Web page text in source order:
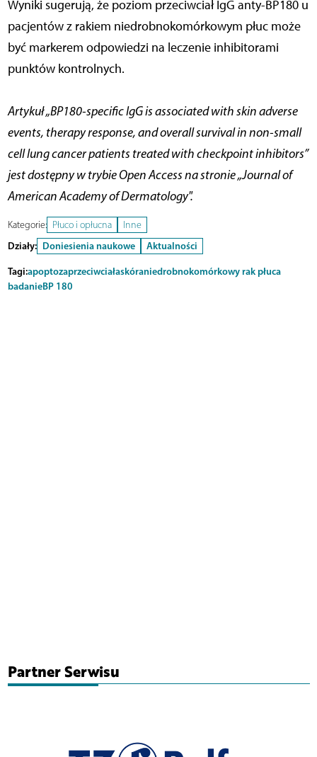
Wyniki sugerują, że poziom przeciwciał IgG anty-BP180 u
pacjentów z rakiem niedrobnokomórkowym płuc może
być markerem odpowiedzi na leczenie inhibitorami
punktów kontrolnych.
Artykuł „BP180-specific IgG is associated with skin adverse
events, therapy response, and overall survival in non-small
cell lung cancer patients treated with checkpoint inhibitors”
jest dostępny w trybie Open Access na stronie „Journal of
American Academy of Dermatology".
Kategorie: Płuco i opłucna Inne
Działy: Doniesienia naukowe
Aktualności
Tagi:apoptozaprzeciwciałaskóraniedrobnokomórkowy rak płuca
badanieBP 180
Partner Serwisu